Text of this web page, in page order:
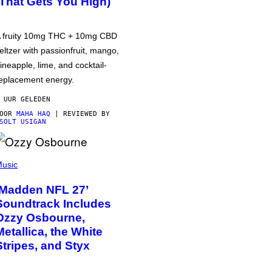
fruity 10mg THC + 10mg CBD
with passionfruit, mango,
lime, and cocktail-
energy.
GELEDEN
MAHA HAQ | REVIEWED BY
USIGAN
NFL 27’
Includes
Osbourne,
the White
and Styx